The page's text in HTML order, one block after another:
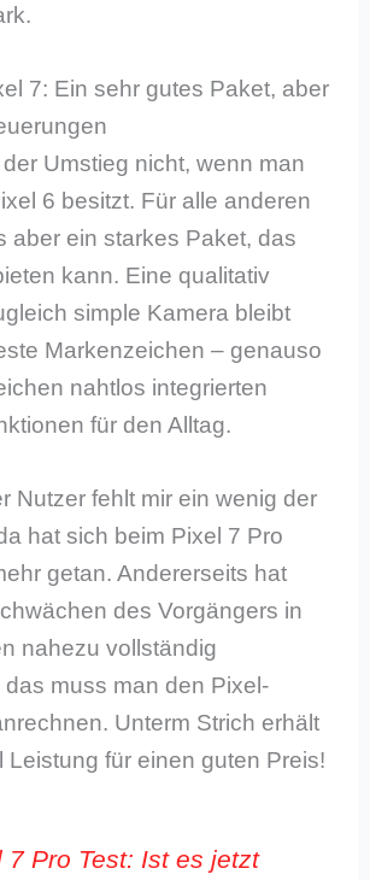
7: Ein sehr gutes Paket, aber
Umstieg nicht, wenn man
6 besitzt. Für alle anderen
aber ein starkes Paket, das
kann. Eine qualitativ
simple Kamera bleibt
Markenzeichen – genauso
nahtlos integrierten
für den Alltag.
Nutzer fehlt mir ein wenig der
hat sich beim Pixel 7 Pro
getan. Andererseits hat
des Vorgängers in
nahezu vollständig
muss man den Pixel-
Unterm Strich erhält
Leistung für einen guten Preis!
7 Pro Test: Ist es jetzt